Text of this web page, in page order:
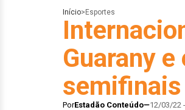
Início> Esportes
Guarany
semifinais
PorEstadão Conteúdo 12/03/22